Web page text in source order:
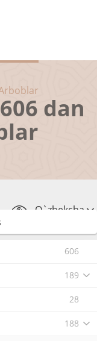
O`zbekcha
dan
606
189
28
188